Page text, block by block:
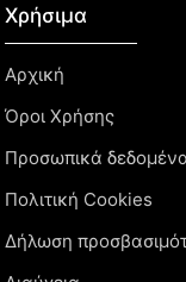
Χρήσιμα
Αρχική
Όροι Χρήσης
Προσωπικά
Πολιτική Cookies
Δήλωση